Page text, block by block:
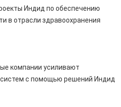
Индид по обеспечению
в отрасли здравоохранения
компании усиливают
с помощью решений Индид